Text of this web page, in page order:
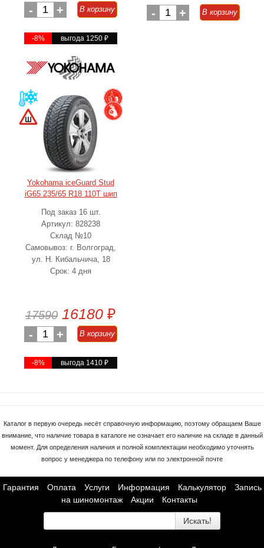
- 1 + В корзину
-8% выгода 1250₽
- 1 + В корзину
Yokohama iceGuard Stud
iG65 235/65 R18 110T шип
Под заказ 16 шт.
Артикул: 828238
Склад №10
Самовывоз: г. Волгоград,
ул. Н. Кибальчича, 18
Срок: 4 дня
17590 16180 ₽
- 1 + В корзину
-8% выгода 1410₽
Каталог в первую очередь несёт справочную информацию, поэтому обращаем Ваше
внимание, что наличие товара в каталоге не означает его наличие на складе в данный
момент. Для определения наличия и полной комплектации необходимо уточнять
вопрос у менеджера по телефону или по электронной почте
Гарантия Оплата Услуги Информация Калькулятор
Запись
на шиномонтаж
Акции Контакты
Искать!